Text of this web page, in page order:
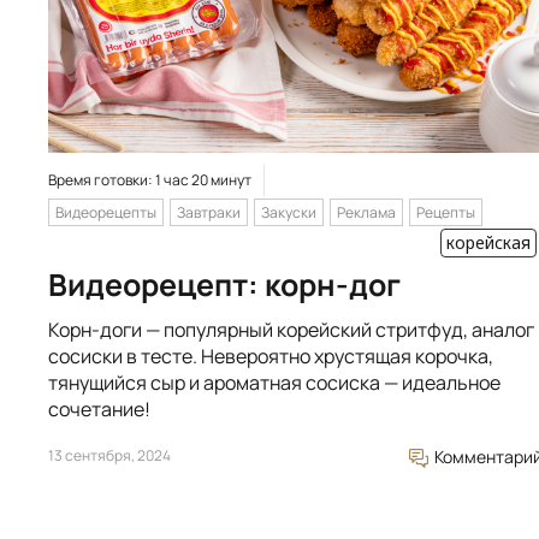
Время готовки: 1 час 20 минут
Видеорецепты
Завтраки Закуски Реклама Рецепты
корейская
Видеорецепт: корн-дог
Корн-доги — популярный корейский стритфуд, аналог
сосиски в тесте. Невероятно хрустящая корочка,
тянущийся сыр и ароматная сосиска — идеальное
сочетание!
13 сентября, 2024